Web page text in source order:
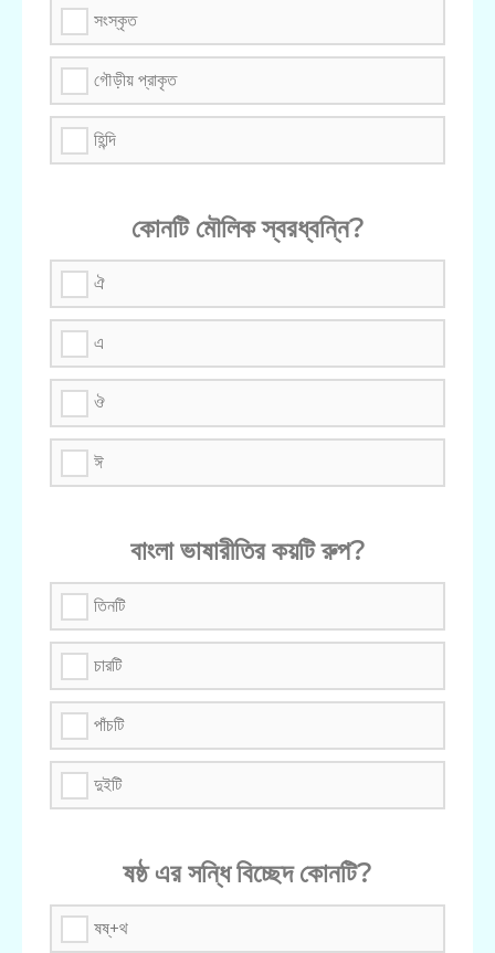
সংস্কৃত
গৌড়ীয় প্রাকৃত
হিন্দি
কোনটি মৌলিক স্বরধ্বন্নি?
ঐ
এ
ঔ
ঈ
বাংলা ভাষারীতির কয়টি রুপ?
তিনটি
চারটি
পাঁচটি
দুইটি
ষষ্ঠ এর সন্ধি বিচ্ছেদ কোনটি?
ষষ্+থ